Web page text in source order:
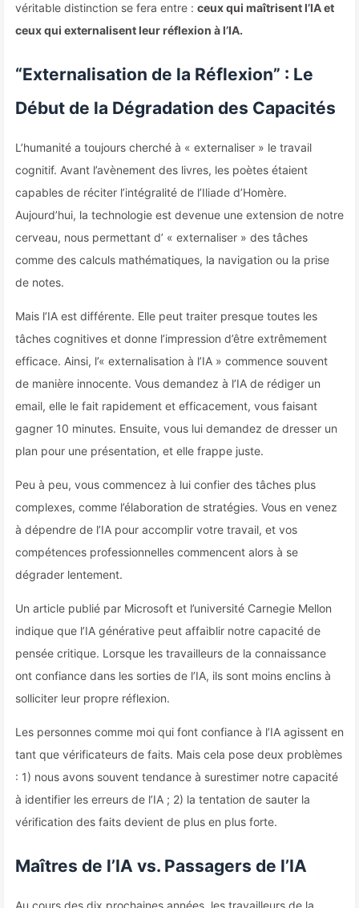
véritable distinction se fera entre : ceux qui maîtrisent l’IA et
ceux qui externalisent leur réflexion à l’IA.
“Externalisation de la Réflexion” : Le
Début de la Dégradation des Capacités
L’humanité a toujours cherché à « externaliser » le travail
cognitif. Avant l’avènement des livres, les poètes étaient
capables de réciter l’intégralité de l’Iliade d’Homère.
Aujourd’hui, la technologie est devenue une extension de notre
cerveau, nous permettant d’ « externaliser » des tâches
comme des calculs mathématiques, la navigation ou la prise
de notes.
Mais l’IA est différente. Elle peut traiter presque toutes les
tâches cognitives et donne l’impression d’être extrêmement
efficace. Ainsi, l’« externalisation à l’IA » commence souvent
de manière innocente. Vous demandez à l’IA de rédiger un
email, elle le fait rapidement et efficacement, vous faisant
gagner 10 minutes. Ensuite, vous lui demandez de dresser un
plan pour une présentation, et elle frappe juste.
Peu à peu, vous commencez à lui confier des tâches plus
complexes, comme l’élaboration de stratégies. Vous en venez
à dépendre de l’IA pour accomplir votre travail, et vos
compétences professionnelles commencent alors à se
dégrader lentement.
Un article publié par Microsoft et l’université Carnegie Mellon
indique que l’IA générative peut affaiblir notre capacité de
pensée critique. Lorsque les travailleurs de la connaissance
ont confiance dans les sorties de l’IA, ils sont moins enclins à
solliciter leur propre réflexion.
Les personnes comme moi qui font confiance à l’IA agissent en
tant que vérificateurs de faits. Mais cela pose deux problèmes
: 1) nous avons souvent tendance à surestimer notre capacité
à identifier les erreurs de l’IA ; 2) la tentation de sauter la
vérification des faits devient de plus en plus forte.
Maîtres de l’IA vs. Passagers de l’IA
Au cours des dix prochaines années, les travailleurs de la